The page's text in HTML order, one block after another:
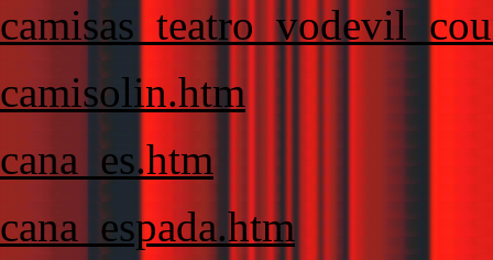
camisolin.htm
cana_es.htm
cana_espada.htm